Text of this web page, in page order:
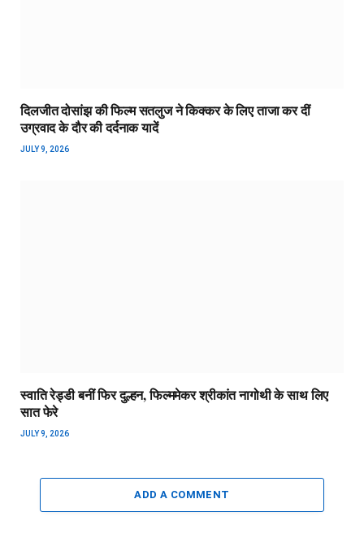
दिलजीत दोसांझ की फिल्म सतलुज ने किक्कर के लिए ताजा कर दीं
उग्रवाद के दौर की दर्दनाक यादें
JULY 9, 2026
स्वाति रेड्डी बनीं फिर दुल्हन, फिल्ममेकर श्रीकांत नागोथी के साथ लिए
सात फेरे
JULY 9, 2026
ADD A COMMENT